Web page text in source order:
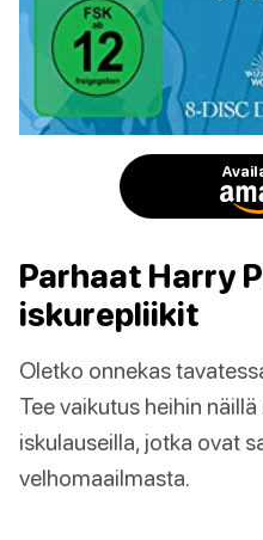
Parhaat Harry
iskurepliikit
Oletko onnekas
Tee vaikutus heihin
iskulauseilla, jotka ovat
velhomaailmasta.